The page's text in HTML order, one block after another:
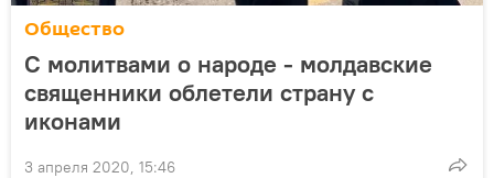
Общество
С молитвами о народе - молдавские
священники облетели страну с
иконами
3 апреля 2020, 15:46